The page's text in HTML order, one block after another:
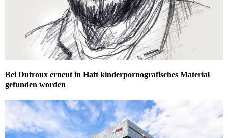
Bei Dutroux erneut in Haft kinderpornografisches Material
gefunden worden